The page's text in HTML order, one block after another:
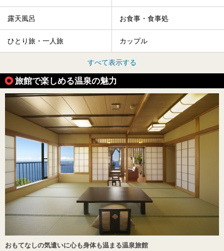
露天風呂 お食事・食事処
ひとり旅・一人旅 カップル
すべて表示する
旅館で楽しめる温泉の魅力
おもてなしの気遣いに心も身体も温まる温泉旅館